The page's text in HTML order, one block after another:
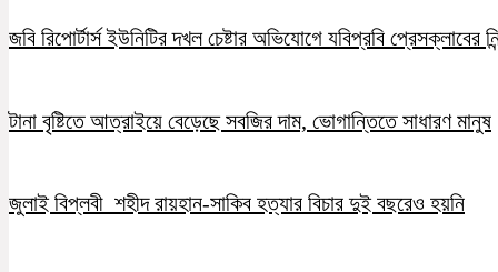
জবি রিপোর্টার্স ইউনিটির দখল চেষ্টার অভিযোগে যবিপ্রবি প্রেসক্লাবের
টানা বৃষ্টিতে আত্রাইয়ে বেড়েছে সবজির দাম, ভোগান্তিতে সাধারণ মানুষ
জুলাই বিপ্লবী শহীদ রায়হান-সাকিব হত্যার বিচার দুই বছরেও হয়নি